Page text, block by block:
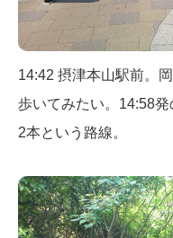
14:42 摂津本山駅前。
歩いてみたい。14:58
2本という路線。